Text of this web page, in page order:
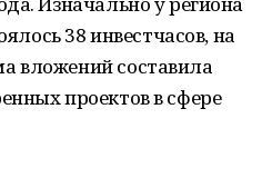
38 инвестчасов, на
вложений составила
проектов в сфере